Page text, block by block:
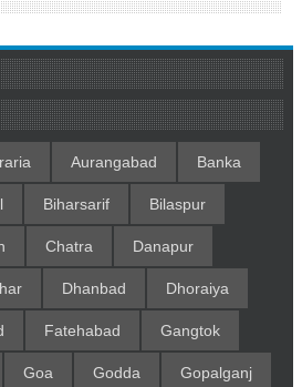
Aurangabad Banka
Biharsarif Bilaspur
Chatra Danapur
Dhanbad Dhoraiya
Fatehabad Gangtok
Goa Godda Gopalganj